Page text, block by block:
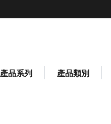
產品系列 產品類別